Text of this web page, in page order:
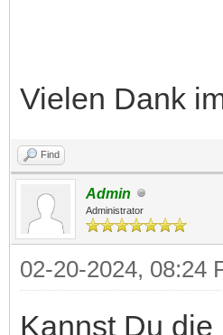
Vielen Dank
Find
Admin
Administrator
02-20-2024, 08:24
Kannst Du